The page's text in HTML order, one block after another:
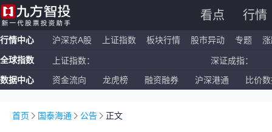
看点 行情
行情中心 沪深京A股 上证指数 板块行情 股市异动 专题
全球指数 上证指数： 深证成指：
恒生指数： 国企指数：
数据中心 资金流向 龙虎榜 融资融券 沪深港通 比价
首页 国泰海通 公告 正文